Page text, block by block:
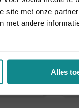
site met onze
met andere
Alles